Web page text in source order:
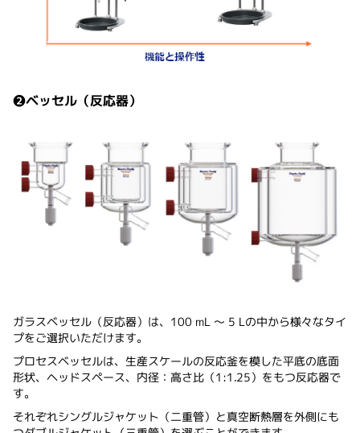
❷ベッセル（反応器）
ガラスベッセル（反応器）は、100 mL ～ 5 Lの中から様々なタイ
プをご選択いただけます。
プロセスベッセルは、生産スケールの反応釜を模した平底の底面
形状、ヘッドスペース、内径：高さ比（1:1.25）をもつ反応器で
す。
それぞれシングルジャケット（二重管）と真空断熱層を外側にも